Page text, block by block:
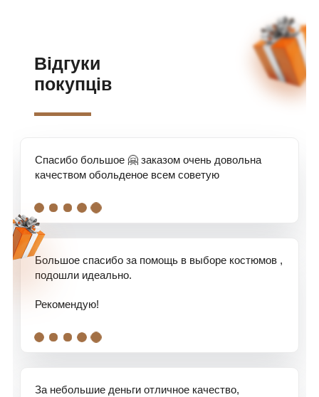
Відгуки
покупців
Спасибо большое 🤗 заказом очень довольна
качеством обольденое всем советую
. . . . .
Большое спасибо за помощь в выборе костюмов ,
подошли идеально.
Рекомендую!
. . . . .
За небольшие деньги отличное качество,